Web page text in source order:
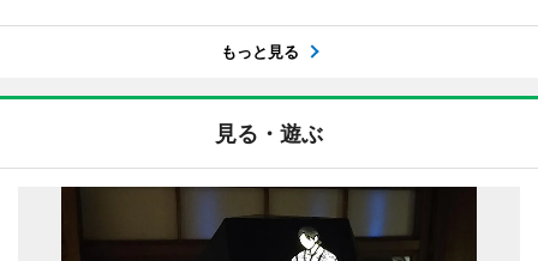
もっと見る
見る・遊ぶ